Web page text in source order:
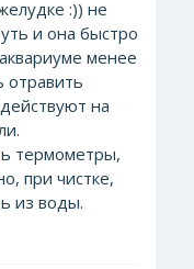
:)) не
и она быстро
менее
отравить
на
термометры,
при чистке,
из воды.